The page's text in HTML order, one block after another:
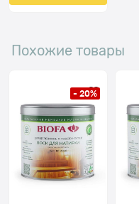
Похожие товары
- 20%